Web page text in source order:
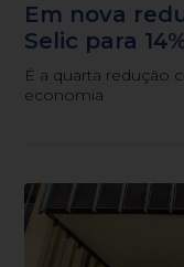
Em nova
Selic para
É a quarta redução
economia